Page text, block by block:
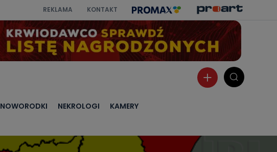
REKLAMA KONTAKT
NOWORODKI NEKROLOGI KAMERY